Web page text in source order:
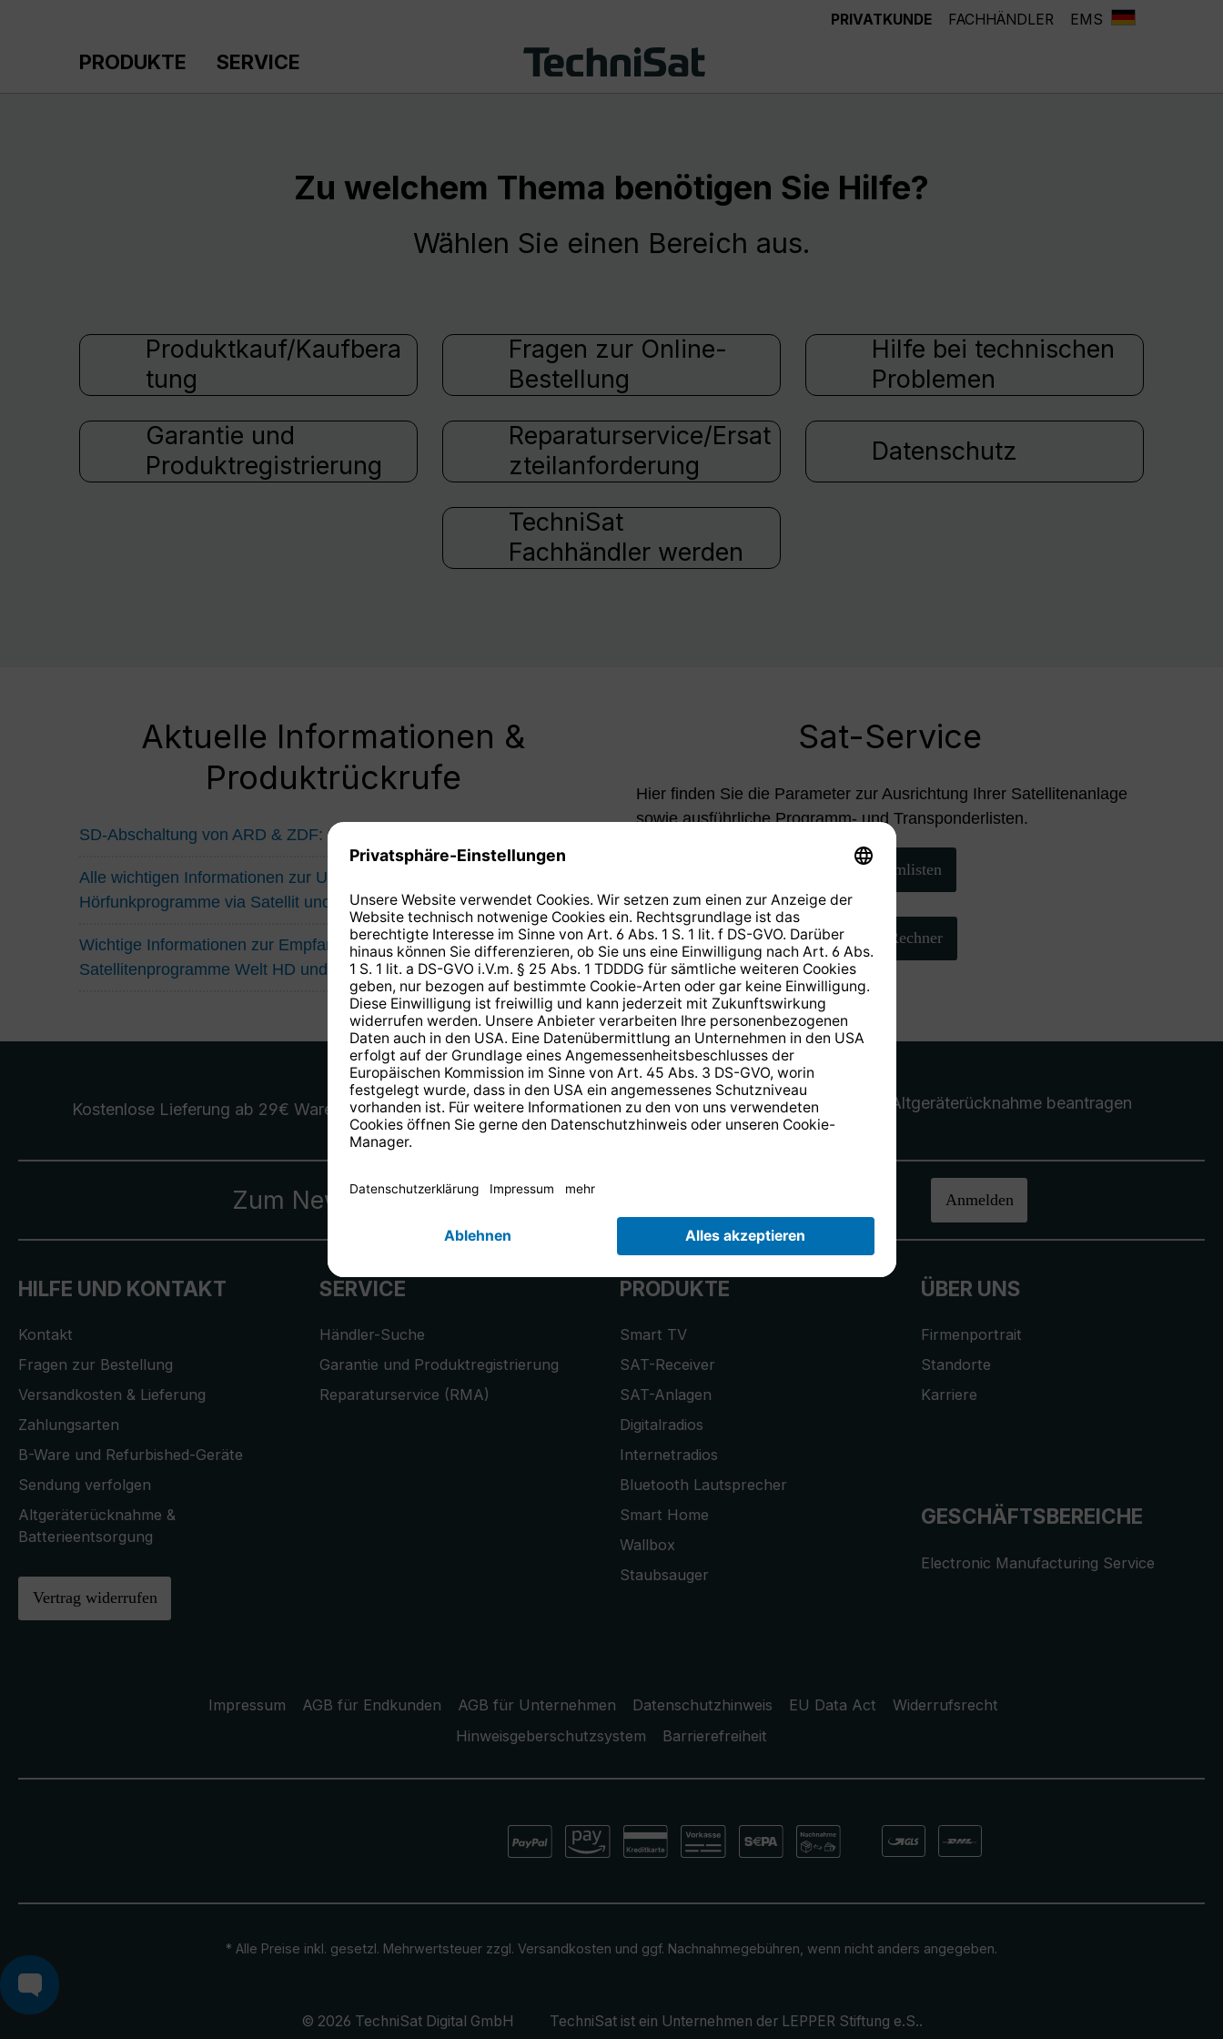
PRIVATKUNDE FACHHÄNDLER EMS
PRODUKTE SERVICE
Zu welchem Thema benötigen Sie Hilfe?
Wählen Sie einen Bereich aus.
Produktkauf/Kaufbera
tung
Fragen zur Online-
Bestellung
Hilfe bei technischen
Problemen
Garantie und
Produktregistrierung
Reparaturservice/Ersat
zteilanforderung
Datenschutz
TechniSat
Fachhändler werden
Aktuelle Informationen &
Produktrückrufe
SD-Abschaltung von ARD & ZDF: Das müssen Sie wissen
Alle wichtigen Informationen zur Umstellung der ARD-
Hörfunkprogramme via Satellit und Kabel
Wichtige Informationen zur Empfangssituation der
Satellitenprogramme Welt HD und Eurosport HD
Sat-Service
Hier finden Sie die Parameter zur Ausrichtung Ihrer Satellitenanlage
sowie ausführliche Programm- und Transponderlisten.
Programmlisten
AZ/EL-Rechner
Kostenlose Lieferung ab 29€ Warenwert 14 Tage kostenloseRücksendung. Altgeräterücknahme beantragen
Zum Newsletter anmelden und Anmelden
HILFE UND KONTAKT
Kontakt
Fragen zur Bestellung
Versandkosten & Lieferung
Zahlungsarten
B-Ware und Refurbished-Geräte
Sendung verfolgen
Altgeräterücknahme &
Batterieentsorgung
Vertrag widerrufen
SERVICE
Händler-Suche
Garantie und Produktregistrierung
Reparaturservice (RMA)
PRODUKTE
Smart TV
SAT-Receiver
SAT-Anlagen
Digitalradios
Internetradios
Bluetooth Lautsprecher
Smart Home
Wallbox
Staubsauger
ÜBER UNS
Firmenportrait
Standorte
Karriere
GESCHÄFTSBEREICHE
Electronic Manufacturing Service
Impressum AGB für Endkunden AGB für Unternehmen Datenschutzhinweis EU Data Act
Widerrufsrecht
Hinweisgeberschutzsystem
Barrierefreiheit
* Alle Preise inkl. gesetzl. Mehrwertsteuer zzgl. Versandkosten und ggf. Nachnahmegebühren, wenn nicht anders angegeben.
© 2026 TechniSat Digital GmbH TechniSat ist ein Unternehmen der LEPPER Stiftung e.S..